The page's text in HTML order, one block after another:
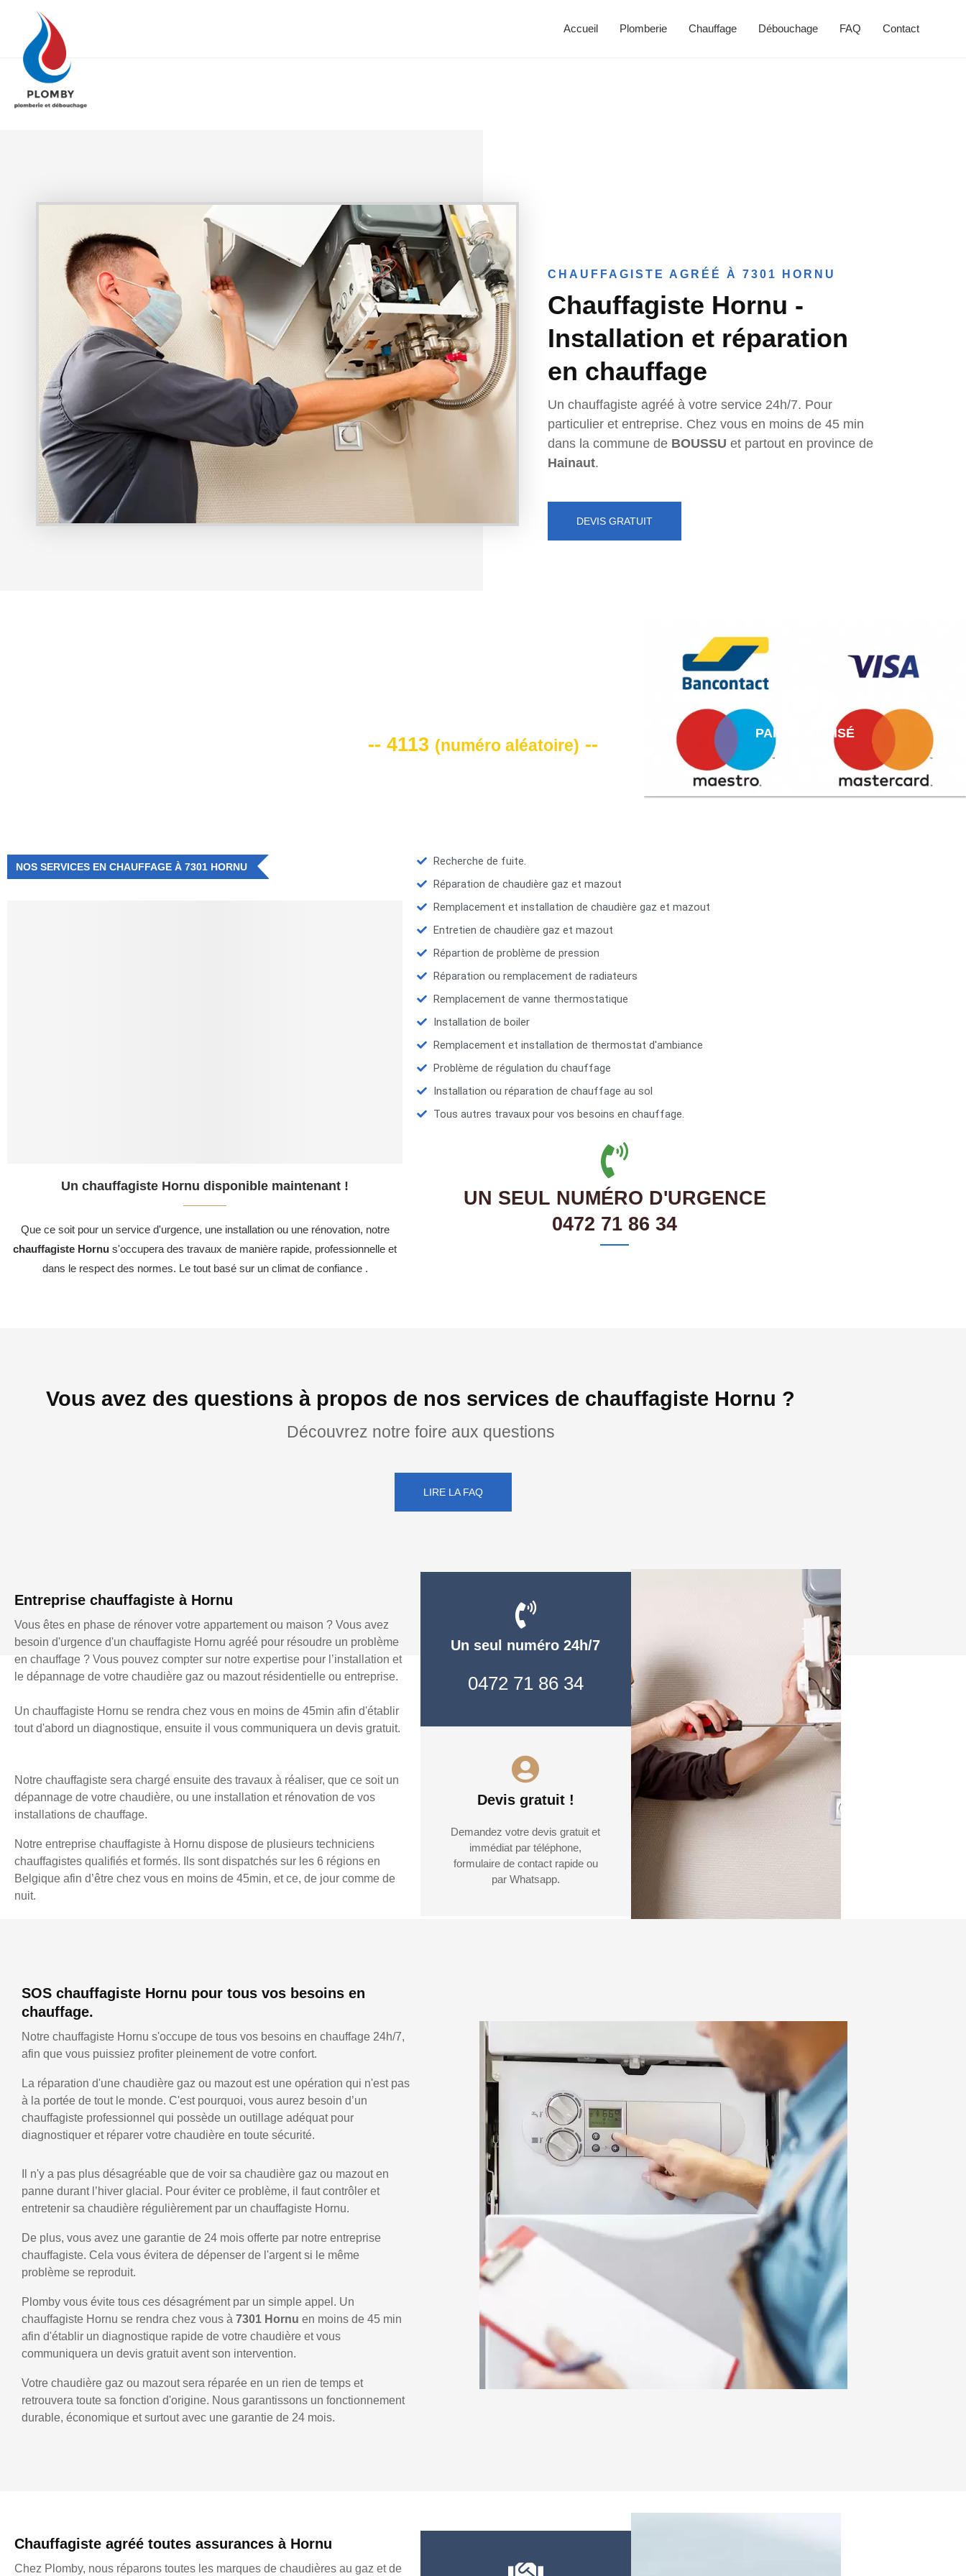
Accueil Plomberie Chauffage Débouchage FAQ Contact
CHAUFFAGISTE AGRÉÉ À 7301 HORNU
Chauffagiste Hornu -
Installation et réparation
en chauffage
Un chauffagiste agréé à votre service 24h/7. Pour
particulier et entreprise. Chez vous en moins de 45 min
dans la commune de BOUSSU et partout en province de
Hainaut.
DEVIS GRATUIT
-- 4113 (numéro aléatoire) --
PAIEMENT AISÉ
NOS SERVICES EN CHAUFFAGE À 7301 HORNU
Un chauffagiste Hornu disponible maintenant !
Que ce soit pour un service d'urgence, une installation ou une rénovation, notre
chauffagiste Hornu s'occupera des travaux de manière rapide, professionnelle et
dans le respect des normes. Le tout basé sur un climat de confiance .
Recherche de fuite.
Réparation de chaudière gaz et mazout
Remplacement et installation de chaudière gaz et mazout
Entretien de chaudière gaz et mazout
Répartion de problème de pression
Réparation ou remplacement de radiateurs
Remplacement de vanne thermostatique
Installation de boiler
Remplacement et installation de thermostat d'ambiance
Problème de régulation du chauffage
Installation ou réparation de chauffage au sol
Tous autres travaux pour vos besoins en chauffage.
UN SEUL NUMÉRO D'URGENCE
0472 71 86 34
Vous avez des questions à propos de nos services de chauffagiste Hornu ?
Découvrez notre foire aux questions
LIRE LA FAQ
Entreprise chauffagiste à Hornu
Vous êtes en phase de rénover votre appartement ou maison ? Vous avez
besoin d'urgence d'un chauffagiste Hornu agréé pour résoudre un problème
en chauffage ? Vous pouvez compter sur notre expertise pour l’installation et
le dépannage de votre chaudière gaz ou mazout résidentielle ou entreprise.
Un chauffagiste Hornu se rendra chez vous en moins de 45min afin d'établir
tout d'abord un diagnostique, ensuite il vous communiquera un devis gratuit.
Notre chauffagiste sera chargé ensuite des travaux à réaliser, que ce soit un
dépannage de votre chaudière, ou une installation et rénovation de vos
installations de chauffage.
Notre entreprise chauffagiste à Hornu dispose de plusieurs techniciens
chauffagistes qualifiés et formés. Ils sont dispatchés sur les 6 régions en
Belgique afin d’être chez vous en moins de 45min, et ce, de jour comme de
nuit.
Un seul numéro 24h/7
0472 71 86 34
Devis gratuit !
Demandez votre devis gratuit et
immédiat par téléphone,
formulaire de contact rapide ou
par Whatsapp.
SOS chauffagiste Hornu pour tous vos besoins en
chauffage.
Notre chauffagiste Hornu s'occupe de tous vos besoins en chauffage 24h/7,
afin que vous puissiez profiter pleinement de votre confort.
La réparation d'une chaudière gaz ou mazout est une opération qui n'est pas
à la portée de tout le monde. C'est pourquoi, vous aurez besoin d’un
chauffagiste professionnel qui possède un outillage adéquat pour
diagnostiquer et réparer votre chaudière en toute sécurité.
Il n'y a pas plus désagréable que de voir sa chaudière gaz ou mazout en
panne durant l’hiver glacial. Pour éviter ce problème, il faut contrôler et
entretenir sa chaudière régulièrement par un chauffagiste Hornu.
De plus, vous avez une garantie de 24 mois offerte par notre entreprise
chauffagiste. Cela vous évitera de dépenser de l'argent si le même
problème se reproduit.
Plomby vous évite tous ces désagrément par un simple appel. Un
chauffagiste Hornu se rendra chez vous à 7301 Hornu en moins de 45 min
afin d'établir un diagnostique rapide de votre chaudière et vous
communiquera un devis gratuit avent son intervention.
Votre chaudière gaz ou mazout sera réparée en un rien de temps et
retrouvera toute sa fonction d'origine. Nous garantissons un fonctionnement
durable, économique et surtout avec une garantie de 24 mois.
Chauffagiste agréé toutes assurances à Hornu
Chez Plomby, nous réparons toutes les marques de chaudières au gaz et de